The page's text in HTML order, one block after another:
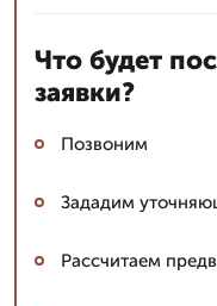
Что будет
заявки?
Позвоним
Зададим
Рассчитаем